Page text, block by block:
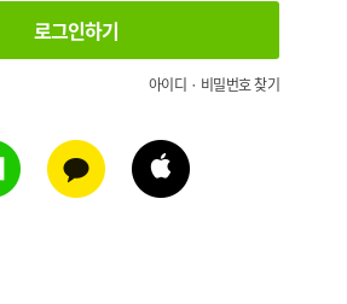
아이디 · 비밀번호 찾기